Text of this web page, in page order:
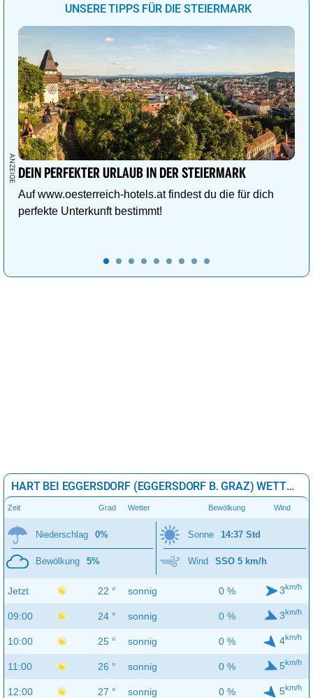
UNSERE TIPPS FÜR DIE STEIERMARK
DEIN PERFEKTER URLAUB IN DER STEIERMARK
Auf www.oesterreich-hotels.at findest du die für dich
perfekte Unterkunft bestimmt!
HART BEI EGGERSDORF (EGGERSDORF B. GRAZ) WETTER 8 STUNDEN
Zeit Grad Wetter Bewölkung Wind
Niederschlag 0%
Bewölkung 5%
Sonne 14:37 Std
Wind SSO 5 km/h
Jetzt 22 ° sonnig 0 % 3km/h
09:00 24 ° sonnig 0 % 3km/h
10:00 25 ° sonnig 0 % 4km/h
11:00 26 ° sonnig 0 % 5km/h
12:00 27 ° sonnig 0 % 5km/h